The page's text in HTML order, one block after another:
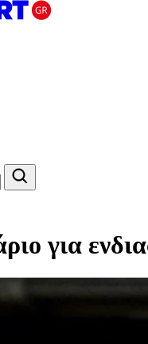
για